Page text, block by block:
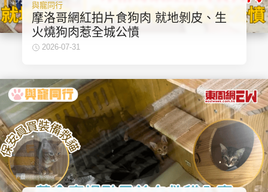
與寵同行
摩洛哥網紅拍片食狗肉 就地剝皮、生
火燒狗肉惹全城公憤
2026-07-31